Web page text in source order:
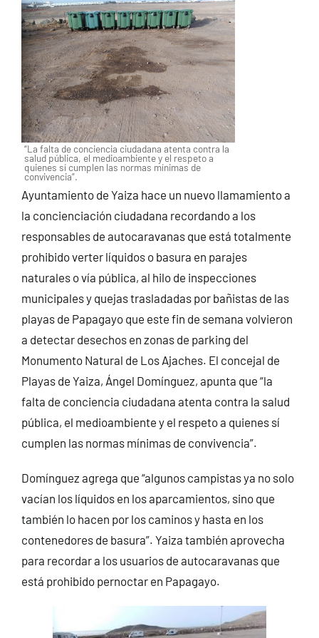
“La falta de conciencia ciudadana atenta contra la
salud pública, el medioambiente y el respeto a
quienes sí cumplen las normas mínimas de
convivencia”.
Ayuntamiento de Yaiza hace un nuevo llamamiento a
la concienciación ciudadana recordando a los
responsables de autocaravanas que está totalmente
prohibido verter líquidos o basura en parajes
naturales o vía pública, al hilo de inspecciones
municipales y quejas trasladadas por bañistas de las
playas de Papagayo que este fin de semana volvieron
a detectar desechos en zonas de parking del
Monumento Natural de Los Ajaches. El concejal de
Playas de Yaiza, Ángel Domínguez, apunta que “la
falta de conciencia ciudadana atenta contra la salud
pública, el medioambiente y el respeto a quienes sí
cumplen las normas mínimas de convivencia”.
Domínguez agrega que “algunos campistas ya no solo
vacían los líquidos en los aparcamientos, sino que
también lo hacen por los caminos y hasta en los
contenedores de basura”. Yaiza también aprovecha
para recordar a los usuarios de autocaravanas que
está prohibido pernoctar en Papagayo.